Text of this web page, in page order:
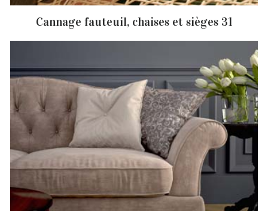
Cannage fauteuil, chaises et sièges 31